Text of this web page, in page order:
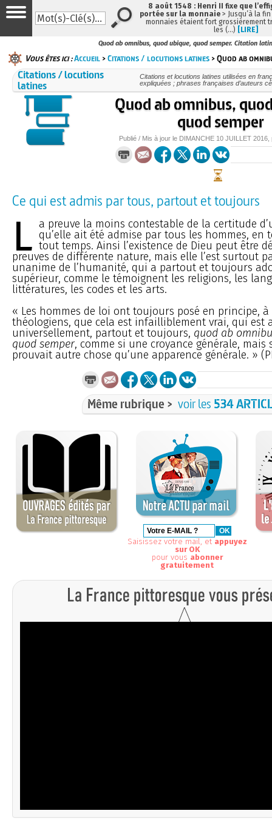
Quod ab omnibus, quod ubique, quod semper. Citation
Vous êtes ici :Accueil >Citations / locutions latines > Quod ab
Citations / locutions
latines
Citations et locutions latines utilisées en
expliquées ; phrases françaises d’auteurs
Quod ab omnibus,
quod semper
Publié / Mis à jour le DIMANCHE 10 JUILLET 2016,
Ce qui est admis par tous, partout et toujours
L a preuve la moins contestable de la certitude
qu’elle ait été admise par tous les hommes, en
tout temps. Ainsi l’existence de Dieu peut être
preuves de différente nature, mais elle l’est surtout
unanime de l’humanité, qui a partout et toujours
supérieur, comme le témoignent les religions, les
littératures, les codes et les arts.
« Les hommes de loi ont toujours posé en principe, à
théologiens, que cela est infailliblement vrai, qui est
universellement, partout et toujours, quod ab
quod semper, comme si une croyance générale, mais
prouvait autre chose qu’une apparence générale. »
Même rubrique > voir les 534
Saisissez votre mail, et appuyez
sur OK
pour vous abonner
gratuitement
8 août 1548 : Henri II fixe que
portée sur la monnaie > Jusqu’à la
monnaies étaient fort grossièrement
les (…) [LIRE]